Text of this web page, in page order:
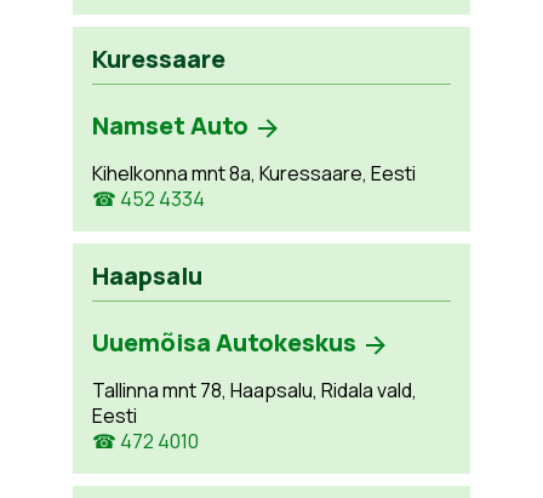
Kuressaare
Namset Auto
Kihelkonna mnt 8a, Kuressaare, Eesti
☎ 452 4334
Haapsalu
Uuemõisa Autokeskus
Tallinna mnt 78, Haapsalu, Ridala vald,
Eesti
☎ 472 4010